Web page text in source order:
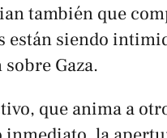
también que
están siendo
Gaza.
que anima a